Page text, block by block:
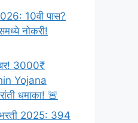
10वी पास?
नोकरी!
3000₹
Yojana
धमाका! 🚨
2025: 394